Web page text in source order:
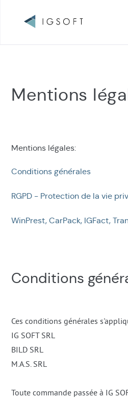
Mentions
Mentions légales:
Conditions générales
RGPD - Protection de la vie
WinPrest, CarPack, IGFact,
Conditions
Ces conditions générales
IG SOFT SRL
BILD SRL
M.A.S. SRL
Toute commande passée à IG
Navigation